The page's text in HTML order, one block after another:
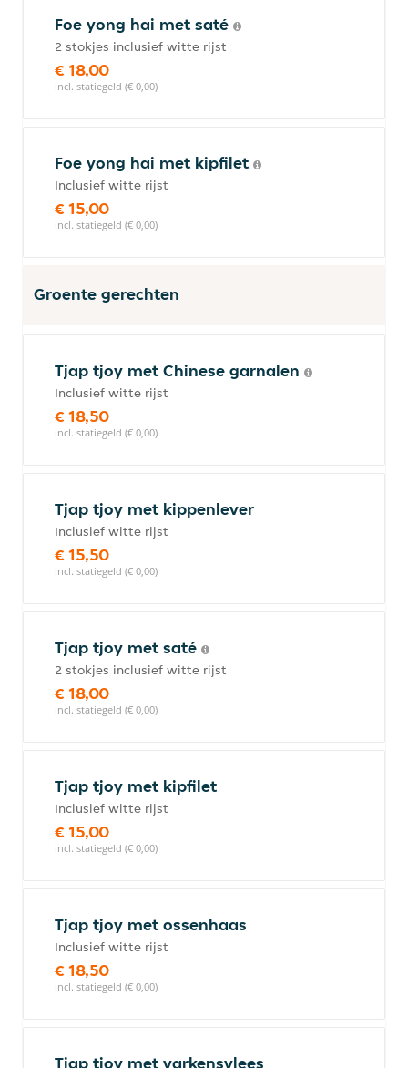
Foe yong hai met saté
2 stokjes inclusief witte rijst
€ 18,00
incl. statiegeld (€ 0,00)
Foe yong hai met kipfilet
Inclusief witte rijst
€ 15,00
incl. statiegeld (€ 0,00)
Groente gerechten
Tjap tjoy met Chinese garnalen
Inclusief witte rijst
€ 18,50
incl. statiegeld (€ 0,00)
Tjap tjoy met kippenlever
Inclusief witte rijst
€ 15,50
incl. statiegeld (€ 0,00)
Tjap tjoy met saté
2 stokjes inclusief witte rijst
€ 18,00
incl. statiegeld (€ 0,00)
Tjap tjoy met kipfilet
Inclusief witte rijst
€ 15,00
incl. statiegeld (€ 0,00)
Tjap tjoy met ossenhaas
Inclusief witte rijst
€ 18,50
incl. statiegeld (€ 0,00)
Tjap tjoy met varkensvlees